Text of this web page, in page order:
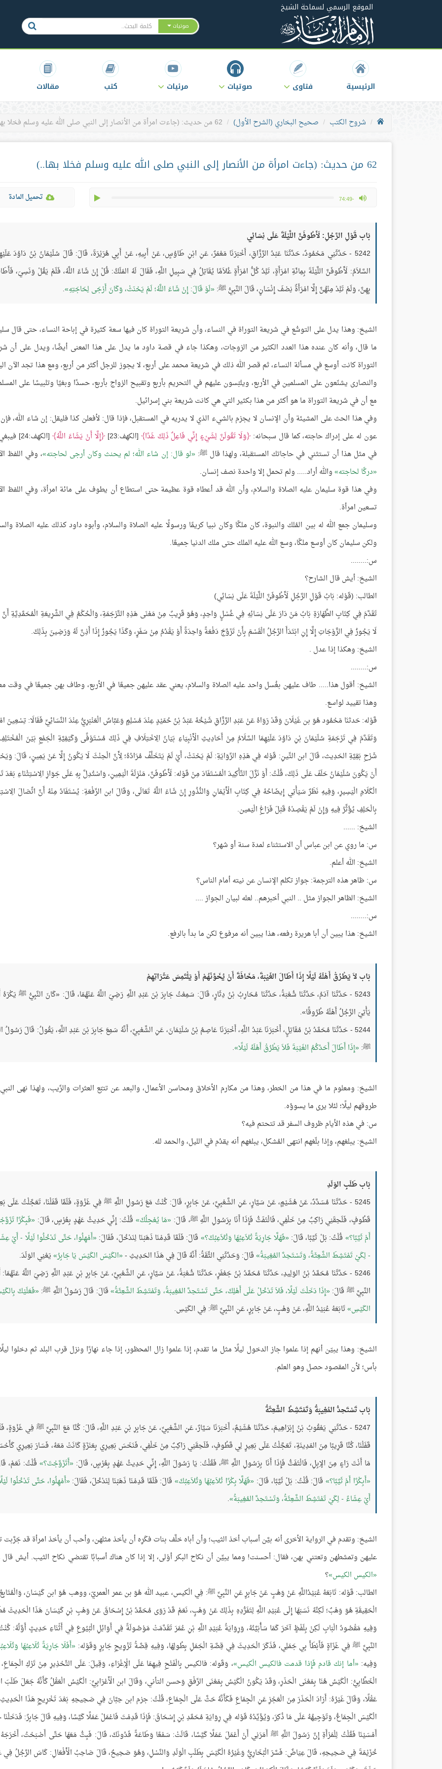
الموقع الرسمي لسماحة الشيخ
صوتيات
الرئيسية فتاوى صوتيات مرئيات كتب مقالات
شروح الكتب صحيح البخاري (الشرح الأول) 62 من حديث: (جاءت امرأة من الأنصار إلى النبي صلى الله عليه وسلم فخلا بها..)
62 من حديث: (جاءت امرأة من الأنصار إلى النبي صلى الله عليه وسلم فخلا بها..)
-74:49
max volume تحميل المادة
بَاب قَوْلِ الرَّجُلِ: لَأَطُوفَنَّ اللَّيْلَةَ عَلَى نِسَائِي
5242 - حَدَّثَنِي مَحْمُودٌ، حَدَّثَنَا عَبْدُ الرَّزَّاقِ، أَخْبَرَنَا مَعْمَرٌ، عَنِ ابْنِ طَاوُسٍ، عَنْ أَبِيهِ، عَنْ أَبِي هُرَيْرَةَ، قَالَ: قَالَ سُلَيْمَانُ بْنُ دَاوُدَ
السَّلاَمُ: لَأَطُوفَنَّ اللَّيْلَةَ بِمِائَةِ امْرَأَةٍ، تَلِدُ كُلُّ امْرَأَةٍ غُلاَمًا يُقَاتِلُ فِي سَبِيلِ اللَّهِ، فَقَالَ لَهُ المَلَكُ: قُلْ إِنْ شَاءَ اللَّهُ، فَلَمْ يَقُلْ وَنَسِيَ،
بِهِنَّ، وَلَمْ تَلِدْ مِنْهُنَّ إِلَّا امْرَأَةٌ نِصْفَ إِنْسَانٍ، قَالَ النَّبِيُّ ﷺ: لَوْ قَالَ: إِنْ شَاءَ اللَّهُ؛ لَمْ يَحْنَثْ، وَكَانَ أَرْجَى لِحَاجَتِهِ .
الشيخ: وهذا يدل على التوسُّع في شريعة التوراة في النساء، وأن شريعة التوراة كان فيها سعة كثيرة في إباحة النساء، حتى قال
ما قال، وأنه كان عنده هذا العدد الكثير من الزوجات، وهكذا جاء في قصة داود ما يدل على هذا المعنى أيضًا، ويدل على أن
التوراة كانت أوسع في مسألة النساء، ثم قصر الله ذلك في شريعة محمد على أربع، لا يجوز للرجل أكثر من أربع، ومع هذا تجد الآن
والنصارى يشنّعون على المسلمين في الأربع، ويلبّسون عليهم في التحريم بأربع وتقبيح الزواج بأربع، حسدًا وبغيًا وتلبيسًا على
مع أن في شريعة التوراة ما هو أكثر من هذا بكثير التي هي كانت شريعة بني إسرائيل.
وفي هذا الحث على المشيئة وأن الإنسان لا يجزم بالشيء الذي لا يدريه في المستقبل، فإذا قال: لأفعلن كذا فليقل: إن شاء الله،
عون له على إدراك حاجته، كما قال سبحانه: وَلَا تَقُولَنَّ لِشَيْءٍ إِنِّي فَاعِلٌ ذَلِكَ غَدًا [الكهف:23] إِلَّا أَنْ يَشَاءَ اللَّهُ
[الكهف:24]
في مثل هذا أن تستثني في حاجاتك المستقبلة، ولهذا قال ﷺ: لو قال: إن شاء الله؛ لم يحنث وكان أرجى لحاجته ، وفي اللفظ
دركًا لحاجته والله أراد..... ولم تحمل إلا واحدة نصف إنسان.
وفي هذا قوة سليمان عليه الصلاة والسلام، وأن الله قد أعطاه قوة عظيمة حتى استطاع أن يطوف على مائة امرأة، وفي اللفظ
تسعين امرأة.
وسليمان جمع الله له بين المُلك والنبوة، كان ملكًا وكان نبيا كريمًا ورسولًا عليه الصلاة والسلام، وأبوه داود كذلك عليه الصلاة
ولكن سليمان كان أوسع ملكًا، وسع الله عليه الملك حتى ملك الدنيا جميعًا.
س:........
الشيخ: أيش قال الشارح؟
الطالب: (قَوْله: بَابُ قَوْلِ الرَّجُلِ لَأَطُوفَنَّ اللَّيْلَةَ عَلَى نِسَائِي)
تَقَدَّمَ فِي كِتَابِ الطَّهَارَةِ بَابُ مَنْ دَارَ عَلَى نِسَائِهِ فِي غُسْلٍ وَاحِدٍ، وَهُوَ قَرِيبٌ مِنْ مَعْنَى هَذِهِ التَّرْجَمَةِ، وَالْحُكْمُ فِي الشَّرِيعَةِ الْمُحَمَّدِيَّةِ
لَا يَجُوزُ فِي الزَّوْجَاتِ إِلَّا إِنِ ابْتَدَأَ الرَّجُلُ الْقَسْمَ بِأَنْ تَزَوَّجَ دَفْعَةً وَاحِدَةً أَوْ يَقْدُمُ مِنْ سَفَرٍ، وَكَذَا يَجُوزُ إِذَا أَذِنَّ لَهُ وَرَضِينَ بِذَلِكَ.
الشيخ: وهكذا إذا عدل .
س:........
الشيخ: أقول هذا..... طاف عليهن بغُسل واحد عليه الصلاة والسلام، يعني عقد عليهن جميعًا في الأربع، وطاف بهن جميعًا في وقت
وهذا تقييد لواسع.
قَوْله: حَدثنَا مَحْمُود هُوَ بن غَيْلَانَ وَقَدْ رَوَاهُ عَنْ عَبْدِ الرَّزَّاقِ شَيْخُهُ عَبْدُ بْنُ حُمَيْدٍ عِنْدَ مُسْلِمٍ وَعَبَّاسٌ الْعَنْبَرِيُّ عِنْدَ النَّسَائِيِّ فَقَالَا: تِسْعِينَ
وَتَقَدَّمَ فِي تَرْجَمَةِ سُلَيْمَانَ بْنِ دَاوُدَ عَلَيْهِمَا السَّلَامُ مِنْ أَحَادِيثِ الْأَنْبِيَاءِ بَيَانُ الِاخْتِلَافِ فِي ذَلِكَ مُسْتَوْفًى وَكَيْفِيَّةِ الْجَمْعِ بَيْنَ
شَرْحِ بَقِيَّةِ الحَدِيث، قَالَ ابن التِّينِ: قَوْله فِي هَذِهِ الرِّوَايَةِ: لَمْ يَحْنَثْ، أَيْ لَمْ يَتَخَلَّفْ مُرَادُهُ؛ لِأَنَّ الْحِنْثَ لَا يَكُونُ إِلَّا عَنْ يَمِينٍ، قَالَ:
أَنْ يَكُونَ سُلَيْمَانُ حَلَفَ عَلَى ذَلِكَ، قُلْتُ: أَوْ نَزَّلَ التَّأْكِيدَ الْمُسْتَفَادَ مِنْ قَوْله: لَأَطُوفَنَّ، مَنْزِلَةَ الْيَمِينِ، وَاسْتُدِلَّ بِهِ عَلَى جَوَازِ الِاسْتِثْنَاءِ بَعْدَ
الْكَلَامِ الْيَسِيرِ، وَفِيهِ نَظَرٌ سَيَأْتِي إِيضَاحُهُ فِي كِتَابِ الْأَيْمَانِ وَالنُّذُورِ إِنْ شَاءَ اللَّهُ تَعَالَى، وَقَالَ ابن الرِّفْعَةِ: يُسْتَفَادُ مِنْهُ أَنَّ اتِّصَالَ
بِالْحَلِفِ يُؤَثِّرُ فِيهِ وَإِنْ لَمْ يَقْصِدْهُ قَبْلَ فَرَاغِ الْيَمين.
الشيخ: ......
س: ما روي عن ابن عباس أن الاستثناء لمدة سنة أو شهر؟
الشيخ: الله أعلم.
س: ظاهر هذه الترجمة: جواز تكلم الإنسان عن نيته أمام الناس؟
الشيخ: الظاهر الجواز مثل .. النبي أخبرهم.. لعله لبيان الجواز ....
س:........
الشيخ: هذا يبين أن أبا هريرة رفعه، هذا يبين أنه مرفوع لكن ما بدأ بالرفع.
بَاب لاَ يَطْرُقْ أَهْلَهُ لَيْلًا إِذَا أَطَالَ الغَيْبَةَ، مَخَافَةَ أَنْ يُخَوِّنَهُمْ أَوْ يَلْتَمِسَ عَثَرَاتِهِمْ
5243 - حَدَّثَنَا آدَمُ، حَدَّثَنَا شُعْبَةُ، حَدَّثَنَا مُحَارِبُ بْنُ دِثَارٍ، قَالَ: سَمِعْتُ جَابِرَ بْنَ عَبْدِ اللَّهِ رَضِيَ اللَّهُ عَنْهُمَا، قَالَ: «كَانَ النَّبِيُّ ﷺ يَكْرَهُ
يَأْتِيَ الرَّجُلُ أَهْلَهُ طُرُوقًا».
5244 - حَدَّثَنَا مُحَمَّدُ بْنُ مُقَاتِلٍ، أَخْبَرَنَا عَبْدُ اللَّهِ، أَخْبَرَنَا عَاصِمُ بْنُ سُلَيْمَانَ، عَنِ الشَّعْبِيِّ، أَنَّهُ سَمِعَ جَابِرَ بْنَ عَبْدِ اللَّهِ، يَقُولُ: قَالَ رَسُولُ
ﷺ: إِذَا أَطَالَ أَحَدُكُمُ الغَيْبَةَ فَلاَ يَطْرُقْ أَهْلَهُ لَيْلًا .
الشيخ: ومعلوم ما في هذا من الخطر، وهذا من مكارم الأخلاق ومحاسن الأعمال، والبعد عن تتبّع العثرات والرِّيب، ولهذا نهى
طروقهم ليلًا؛ لئلا يرى ما يسوؤه.
س: في هذه الأيام ظروف السفر قد تتحتم فيه؟
الشيخ: يبلغهم، وإذا بلّغهم انتهى المُشكل، يبلغهم أنه يقدُم في الليل، والحمد لله.
بَاب طَلَبِ الوَلَدِ
5245 - حَدَّثَنَا مُسَدَّدٌ، عَنْ هُشَيْمٍ، عَنْ سَيَّارٍ، عَنِ الشَّعْبِيِّ، عَنْ جَابِرٍ، قَالَ: كُنْتُ مَعَ رَسُولِ اللَّهِ ﷺ فِي غَزْوَةٍ، فَلَمَّا قَفَلْنَا، تَعَجَّلْتُ عَلَى
قَطُوفٍ، فَلَحِقَنِي رَاكِبٌ مِنْ خَلْفِي، فَالْتَفَتُّ فَإِذَا أَنَا بِرَسُولِ اللَّهِ ﷺ، قَالَ: مَا يُعْجِلُكَ قُلْتُ: إِنِّي حَدِيثُ عَهْدٍ بِعُرْسٍ، قَالَ: فَبِكْرًا
أَمْ ثَيِّبًا؟ قُلْتُ: بَلْ ثَيِّبًا، قَالَ: فَهَلَّا جَارِيَةً تُلاَعِبُهَا وَتُلاَعِبُكَ؟ قَالَ: فَلَمَّا قَدِمْنَا ذَهَبْنَا لِنَدْخُلَ، فَقَالَ: أَمْهِلُوا، حَتَّى تَدْخُلُوا لَيْلًا - أَيْ
- لِكَيْ تَمْتَشِطَ الشَّعِثَةُ، وَتَسْتَحِدَّ المُغِيبَةُ قَالَ: وَحَدَّثَنِي الثِّقَةُ: أَنَّهُ قَالَ فِي هَذَا الحَدِيثِ - الكَيْسَ الكَيْسَ يَا جَابِرُ يَعْنِي الوَلَدَ.
5246 - حَدَّثَنَا مُحَمَّدُ بْنُ الوَلِيدِ، حَدَّثَنَا مُحَمَّدُ بْنُ جَعْفَرٍ، حَدَّثَنَا شُعْبَةُ، عَنْ سَيَّارٍ، عَنِ الشَّعْبِيِّ، عَنْ جَابِرِ بْنِ عَبْدِ اللَّهِ رَضِيَ اللَّهُ عَنْهُمَا:
النَّبِيَّ ﷺ قَالَ: إِذَا دَخَلْتَ لَيْلًا، فَلاَ تَدْخُلْ عَلَى أَهْلِكَ، حَتَّى تَسْتَحِدَّ المُغِيبَةُ، وَتَمْتَشِطَ الشَّعِثَةُ قَالَ: قَالَ رَسُولُ اللَّهِ ﷺ: فَعَلَيْكَ
الكَيْسِ تَابَعَهُ عُبَيْدُ اللَّهِ، عَنْ وَهْبٍ، عَنْ جَابِرٍ، عَنِ النَّبِيِّ ﷺ: فِي الكَيْسِ.
الشيخ: وهذا يبيّن أنهم إذا علموا جاز الدخول ليلًا مثل ما تقدم، إذا علموا زال المحظور، إذا جاء نهارًا ونزل قرب البلد ثم دخلوا
بأس؛ لأن المقصود حصل وهو العلم.
بَاب تَسْتَحِدُّ المُغِيبَةُ وَتَمْتَشِطُ الشَّعِثَةُ
5247 - حَدَّثَنِي يَعْقُوبُ بْنُ إِبْرَاهِيمَ، حَدَّثَنَا هُشَيْمٌ، أَخْبَرَنَا سَيَّارٌ، عَنِ الشَّعْبِيِّ، عَنْ جَابِرِ بْنِ عَبْدِ اللَّهِ، قَالَ: كُنَّا مَعَ النَّبِيِّ ﷺ فِي غَزْوَةٍ،
قَفَلْنَا، كُنَّا قَرِيبًا مِنَ المَدِينَةِ، تَعَجَّلْتُ عَلَى بَعِيرٍ لِي قَطُوفٍ، فَلَحِقَنِي رَاكِبٌ مِنْ خَلْفِي، فَنَخَسَ بَعِيرِي بِعَنَزَةٍ كَانَتْ مَعَهُ، فَسَارَ بَعِيرِي
مَا أَنْتَ رَاءٍ مِنَ الإِبِلِ، فَالْتَفَتُّ فَإِذَا أَنَا بِرَسُولِ اللَّهِ ﷺ، فَقُلْتُ: يَا رَسُولَ اللَّهِ، إِنِّي حَدِيثُ عَهْدٍ بِعُرْسٍ، قَالَ: أَتَزَوَّجْتَ؟ قُلْتُ: نَعَمْ،
أَبِكْرًا أَمْ ثَيِّبًا؟ قَالَ: قُلْتُ: بَلْ ثَيِّبًا، قَالَ: فَهَلَّا بِكْرًا تُلاَعِبُهَا وَتُلاَعِبُكَ قَالَ: فَلَمَّا قَدِمْنَا ذَهَبْنَا لِنَدْخُلَ، فَقَالَ: أَمْهِلُوا، حَتَّى تَدْخُلُوا
أَيْ عِشَاءً - لِكَيْ تَمْتَشِطَ الشَّعِثَةُ، وَتَسْتَحِدَّ المُغِيبَةُ .
الشيخ: وتقدم في الرواية الأخرى أنه بيَّن أسباب أخذ الثيب؛ وأن أباه خلَّف بنات فكَرِه أن يأخذ مثلهن، وأحب أن يأخذ امرأة قد جَرَّبت
عليهن وتمشطهن وتعتني بهن، فقال: أحسنت! ومما يبيِّن أن نكاح البكر أوْلى، إلا إذا كان هناك أسبابًا تقتضي نكاح الثيب. أيش
الكيس الكيس ؟
الطالب: قَوْله: تَابَعَهُ عُبَيْدُاللَّهِ عَنْ وَهْبٍ عَنْ جَابِرٍ عَنِ النَّبِيِّ ﷺ: فِي الْكيس، عبيد الله هُوَ بن عمر الْعمريّ، ووهب هُوَ ابن كَيْسَانَ،
الْحَقِيقَةِ هُوَ وَهْبٌ؛ لَكِنَّهُ نَسَبَهَا إِلَى عُبَيْدِ اللَّهِ لِتَفَرُّدِهِ بِذَلِكَ عَنْ وَهْبٍ، نَعَمْ قَدْ رَوَى مُحَمَّدُ بْنُ إِسْحَاقَ عَنْ وَهْبِ بْنِ كَيْسَانَ هَذَا الْحَدِيثَ
وَفِيهِ مَقْصُودُ الْبَابِ لَكِنْ بِلَفْظٍ آخَرَ كَمَا سَأُبَيِّنُهُ، وَرِوَايَةُ عُبَيْدِ اللَّهِ بْنِ عُمَرَ تَقَدَّمَتْ مَوْصُولَةً فِي أَوَائِلِ الْبُيُوعِ فِي أَثْنَاءِ حَدِيثٍ أَوَّلُهُ:
النَّبِيِّ ﷺ فِي غَزَاةٍ فَأَبْطَأَ بِي جَمَلِي، فَذَكَرَ الْحَدِيثَ فِي قِصَّةِ الْجَمَلِ بِطُولِهَا، وَفِيهِ قِصَّةُ تَزْوِيجِ جَابِرٍ وَقَوْله: أَفَلَا جَارِيَةً تُلَاعِبُهَا
وَفِيه: أما إنك قادم فَإِذا قدمت فالكيس الْكيس ، وَقَوله: فالكيس بِالْفَتْحِ فِيهِمَا عَلَى الْإِغْرَاءِ، وَقِيلَ: عَلَى التَّحْذِيرِ مِنْ تَرْكِ
الْخَطَّابِيُّ: الْكَيْسُ هُنَا بِمَعْنَى الْحَذَرِ، وَقَدْ يَكُونُ الْكَيْسُ بِمَعْنَى الرِّفْقِ وَحسن التأني، وَقَالَ ابن الْأَعْرَابِيِّ: الْكَيْسُ الْعَقْلُ كَأَنَّهُ جَعَلَ طَلَبَ
عَقْلًا، وَقَالَ غَيْرُهُ: أَرَادَ الْحَذَرَ مِنَ الْعَجْزِ عَنِ الْجِمَاعِ فَكَأَنَّهُ حَثَّ عَلَى الْجِمَاعِ، قُلْتُ: جزم ابن حِبَّانَ فِي صَحِيحِهِ بَعْدَ تَخْرِيجِ هَذَا
الْكَيْسَ الْجِمَاعُ، وَتَوْجِيهُهُ عَلَى مَا ذُكِرَ، وَيُؤَيِّدُهُ قَوْله فِي رِوَايَةِ مُحَمَّدِ بْنِ إِسْحَاقَ: فَإِذَا قَدِمْتَ فَاعْمَلْ عَمَلًا كَيِّسًا، وَفِيهِ قَالَ جَابِرٌ:
أَمْسَيْنَا فَقُلْتُ لِلْمَرْأَةِ إِنَّ رَسُولَ اللَّهِ ﷺ أَمَرَنِي أَنْ أَعْمَلَ عَمَلًا كَيِّسًا، قَالَتْ: سَمْعًا وَطَاعَةً فَدُونَكَ، قَالَ: فَبِتُّ مَعَهَا حَتَّى أَصْبَحْتُ،
خُزَيْمَةَ فِي صَحِيحِهِ، قَالَ عِيَاضٌ: فَسَّرَ الْبُخَارِيُّ وَغَيْرُهُ الْكَيْسَ بِطَلَبِ الْوَلَدِ وَالنَّسْلِ، وَهُوَ صَحِيحٌ، قَالَ صَاحِبُ الْأَفْعَالِ: كَاسَ الرَّجُلُ فِي